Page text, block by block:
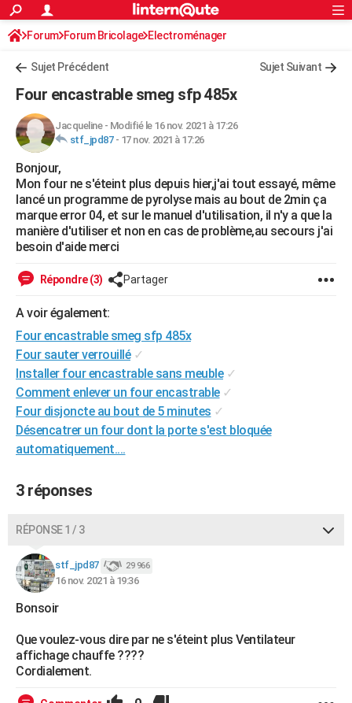
ACTUALITÉS
Politique
Société
Faits Divers
Education
Monde
Villes
+
FINANCE
Retraite
Impôts
Epargne
Immobilier
Risques naturels par ville
Banque
Assurance
Crédit
AUTO
Essais
Réserver un essai
Citadines
Berlines
SUV
Forum auto
+HIGH-TECH
Mobiles
Meilleur smartphone
Internet
Ordinateurs
Jeux vidéo
Guide high-tech
+BRICOLAGE
Forum
Aménagement intérieur
Extérieur
Cuisine
Salle de bains
Jardinage
Rangement
WEEK-END
Guides de France
Escapades
Patrimoine
Expositions
Musées
Week-end nature
LIFESTYLE
SANTE
Alimentation
Guide de la santé
Maladies
Médicaments
Sommeil
VOYAGE
Destinations
City break
Voyage nature
Voyage de noces
Forum
Climat
+PHOTO
GUIDES D'ACHAT
BONS PLANS
Carte de Noël
Carte Bonne année
Carte Saint-Valentin
Carte Pâques
Carte d'anniversaire
DICTIONNAIRE
Dictionnaire
Biographies
Citations
Expressions
Proverbes
PROGRAMME TV
COPAINS D'AVANT
S'inscrire
Se connecter
Lycées
Collèges
Primaires
Universités
Entreprises
Service militaire
Avis de recherche
AVIS DE DÉCÈS
Bricolage
Lifestyle
Culture
Sport
Auto
Television
Voyage
Cinema
S'inscrire
Connexion
Forum Forum Bricolage Electroménager
Sujet Précédent Sujet Suivant
Four encastrable smeg sfp 485x
Jacqueline- Modifié le 16 nov. 2021 à 17:26
stf_jpd87- 17 nov. 2021 à 17:26
Bonjour,
Mon four ne s'éteint plus depuis hier,j'ai tout essayé, même
lancé un programme de pyrolyse mais au bout de 2min ça
marque error 04, et sur le manuel d'utilisation, il n'y a que la
manière d'utiliser et non en cas de problème,au secours j'ai
besoin d'aide merci
Répondre (3) Partager
A voir également:
Four encastrable smeg sfp 485x
Four sauter verrouillé ✓
Installer four encastrable sans meuble ✓
Comment enlever un four encastrable ✓
Four disjoncte au bout de 5 minutes ✓
Désencatrer un four dont la porte s'est bloquée
automatiquement....
3 réponses
RÉPONSE 1 / 3
stf_jpd87 29 966
16 nov. 2021 à 19:36
Bonsoir
Que voulez-vous dire par ne s'éteint plus Ventilateur
affichage chauffe ????
Cordialement.